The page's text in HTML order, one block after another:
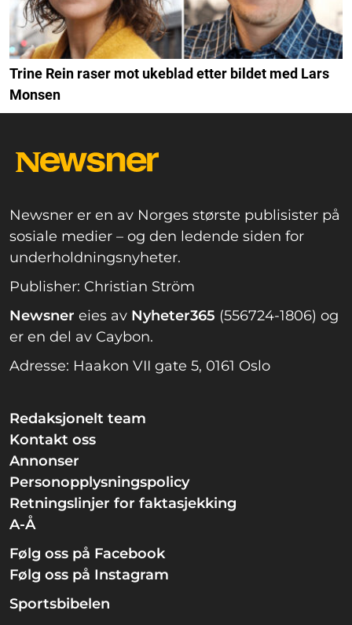
Trine Rein raser mot ukeblad etter bildet med Lars
Monsen
Newsner er en av Norges største publisister på
sosiale medier – og den ledende siden for
underholdningsnyheter.
Publisher: Christian Ström
Newsner eies av Nyheter365 (556724-1806) og
er en del av Caybon.
Adresse: Haakon VII gate 5, 0161 Oslo
Redaksjonelt team
Kontakt oss
Annonser
Personopplysningspolicy
Retningslinjer for faktasjekking
A-Å
Følg oss på Facebook
Følg oss på Instagram
Sportsbibelen